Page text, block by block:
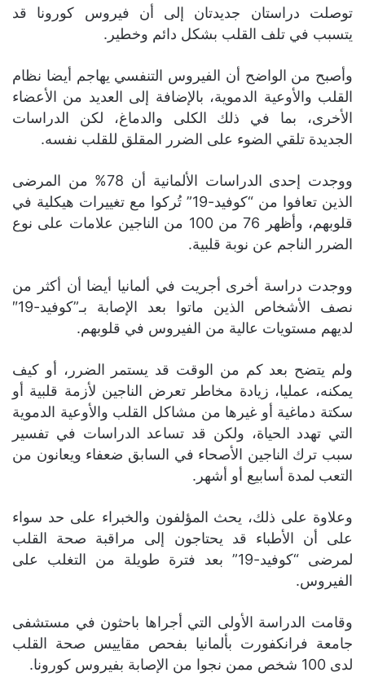
توصلت دراستان جديدتان إلى أن فيروس كورونا قد
يتسبب في تلف القلب بشكل دائم وخطير.
وأصبح من الواضح أن الفيروس التنفسي يهاجم أيضا نظام
القلب والأوعية الدموية، بالإضافة إلى العديد من الأعضاء
الأخرى، بما في ذلك الكلى والدماغ، لكن الدراسات
الجديدة تلقي الضوء على الضرر المقلق للقلب نفسه.
ووجدت إحدى الدراسات الألمانية أن 78% من المرضى
الذين تعافوا من “كوفيد-19” تُركوا مع تغييرات هيكلية في
قلوبهم، وأظهر 76 من 100 من الناجين علامات على نوع
الضرر الناجم عن نوبة قلبية.
ووجدت دراسة أخرى أجريت في ألمانيا أيضا أن أكثر من
نصف الأشخاص الذين ماتوا بعد الإصابة بـ”كوفيد-19″
لديهم مستويات عالية من الفيروس في قلوبهم.
ولم يتضح بعد كم من الوقت قد يستمر الضرر، أو كيف
يمكنه، عمليا، زيادة مخاطر تعرض الناجين لأزمة قلبية أو
سكتة دماغية أو غيرها من مشاكل القلب والأوعية الدموية
التي تهدد الحياة، ولكن قد تساعد الدراسات في تفسير
سبب ترك الناجين الأصحاء في السابق ضعفاء ويعانون من
التعب لمدة أسابيع أو أشهر.
وعلاوة على ذلك، يحث المؤلفون والخبراء على حد سواء
على أن الأطباء قد يحتاجون إلى مراقبة صحة القلب
لمرضى “كوفيد-19” بعد فترة طويلة من التغلب على
الفيروس.
وقامت الدراسة الأولى التي أجراها باحثون في مستشفى
جامعة فرانكفورت بألمانيا بفحص مقاييس صحة القلب
لدى 100 شخص ممن نجوا من الإصابة بفيروس كورونا.